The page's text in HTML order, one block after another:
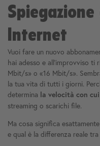
Internet
Vuoi fare un nuovo
hai adesso e all'improvviso
Mbit/s» o «16 Mbit/s».
la tua vita di tutti i giorni.
determina la velocità con
streaming o scarichi file.
Ma cosa significa
e qual è la differenza reale